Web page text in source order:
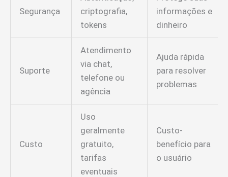
Segurança
criptografia,
tokens
informações e
dinheiro
Suporte
Atendimento
via chat,
telefone ou
agência
Ajuda rápida
para resolver
problemas
Custo
Uso
geralmente
gratuito,
tarifas
eventuais
Custo-
benefício para
o usuário